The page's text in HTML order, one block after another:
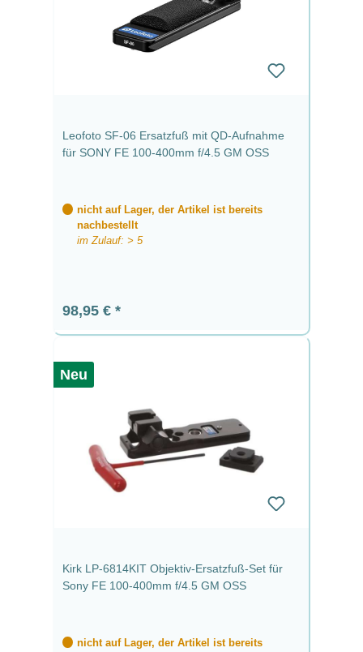
Leofoto SF-06 Ersatzfuß mit QD-Aufnahme
für SONY FE 100-400mm f/4.5 GM OSS
nicht auf Lager, der Artikel ist bereits
nachbestellt
im Zulauf: > 5
Regulärer Preis:
98,95 €
Neu
Kirk LP-6814KIT Objektiv-Ersatzfuß-Set für
Sony FE 100-400mm f/4.5 GM OSS
nicht auf Lager, der Artikel ist bereits